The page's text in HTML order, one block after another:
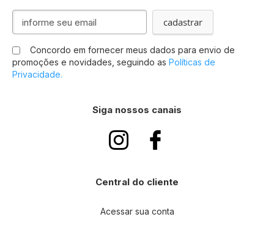
I
c
r
e
cadastrar
Concordo em fornecer meus dados para envio de
promoções e novidades, seguindo as Políticas de
Privacidade.
Siga nossos canais
Central do cliente
Acessar sua conta